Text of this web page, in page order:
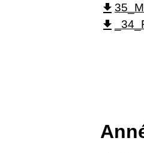
file_download
file_download